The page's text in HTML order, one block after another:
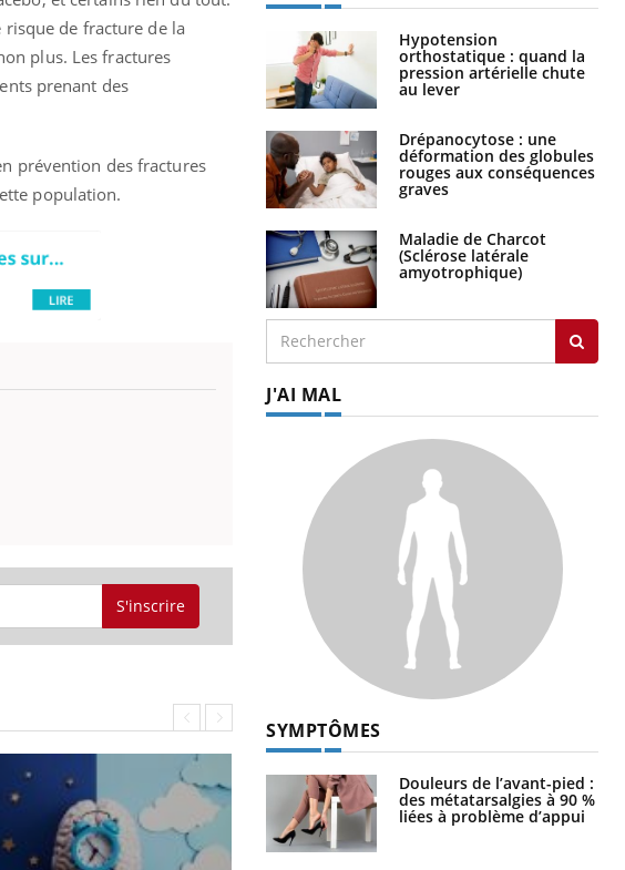
de fracture de la
plus. Les fractures
prenant des
prévention des fractures
population.
S'inscrire
Hypotension
orthostatique : quand la
pression artérielle chute
au lever
Drépanocytose : une
déformation des globules
rouges aux conséquences
graves
Maladie de Charcot
(Sclérose latérale
amyotrophique)
J'AI MAL
SYMPTÔMES
Douleurs de l’avant-pied :
des métatarsalgies à 90 %
liées à problème d’appui